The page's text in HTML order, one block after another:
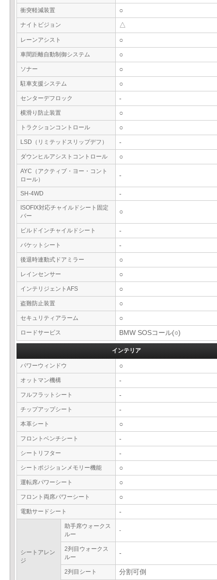
衝突軽減装置 ○
ナイトビジョン △
レーンアシスト ○
車間距離自動制御システム ○
ソナー ○
駐車支援システム ○
センターデフロック -
横滑り防止装置 ○
トラクションコントロール ○
LSD（リミテッドスリップデフ） -
ダウンヒルアシストコントロール ○
AYC（アクティブ・ヨー・コント
ロール）
-
SH-4WD -
ISOFIX対応チャイルドシート固定
バー
○
ビルドインチャイルドシート -
バケットシート -
後退時連動式ドアミラー ○
レインセンサー ○
インテリジェントAFS ○
盗難防止装置 ○
セキュリティアラーム ○
ロードサービス BMW SOSコール(○)
インテリア
パワーウィンドウ ○
オットマン機構 -
フルフラットシート -
チップアップシート -
本革シート ○
フロントベンチシート -
シートリフター -
シートポジションメモリー機能 ○
運転席パワーシート ○
フロント両席パワーシート ○
電動サードシート -
シートアレン
ジ
助手席ウォークス
ルー
-
2列目ウォークス
ルー
-
2列目シート 分割可倒